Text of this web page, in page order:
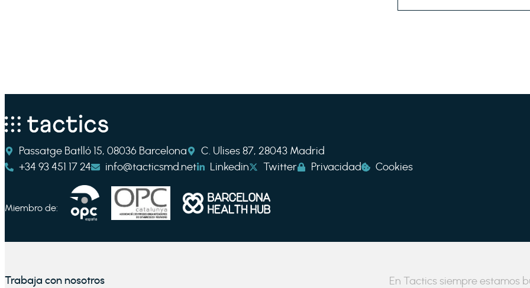
Passatge Batlló 15, 08036 Barcelona
C. Ulises 87, 28043 Madrid
+34 93 451 17 24
info@tacticsmd.net Linkedin Twitter Privacidad Cookies
Miembro de:
Trabaja con nosotros
En Tactics siempre estamos